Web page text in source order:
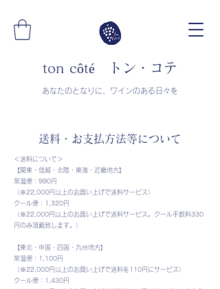
ton côté トン・コテ
​​あなたのとなりに、ワインのある日々を
送料・お支払方法等について
＜送料について＞
【関東・信越・北陸・東海・近畿地方】
常温便：990円
（※22,000円以上のお買い上げで送料サービス）
クール便：1,320円
（※22,000円以上のお買い上げで送料サービス。クール手数料330
円のみ頂戴致します。）
【東北・中国・四国・九州地方】
常温便：1,100円
（※22,000円以上のお買い上げで送料を110円にサービス）
クール便：1,430円